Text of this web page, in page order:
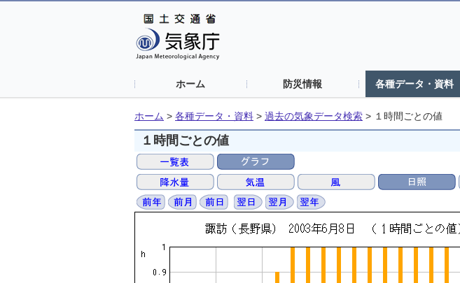
ホーム 防災情報 各種データ・資料
ホーム > 各種データ・資料 > 過去の気象データ検索 > １時間ごとの値
１時間ごとの値